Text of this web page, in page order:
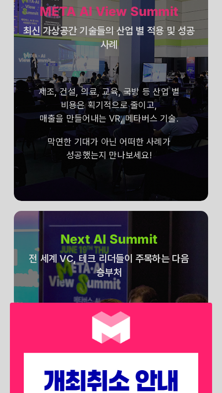
META AI View Summit
최신 가상공간 기술들의 산업 별 적용 및 성공
사례
제조, 건설, 의료, 교육, 국방 등 산업 별
비용은 획기적으로 줄이고,
매출을 만들어내는 VR, 메타버스 기술.
막연한 기대가 아닌 어떠한 사례가
성공했는지 만나보세요!
Next AI Summit
전 세계 VC, 테크 리더들이 주목하는 다음
승부처
전 세계 벤처 캐피탈, 테크 리더들은
어떤 분야에 승부를 던지고 있을 까요?
생성형 AI를 넘어 에이전트 AI, 피지컬
AI 등
차후 시장에서 각광받을 확실한 미래를